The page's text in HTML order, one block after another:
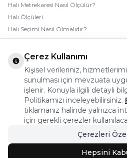
Halı Metrekaresi Nasıl Ölçülür?
Halı Ölçüleri
Halı Seçimi Nasıl Olmalıdır?
Halı Rengi Nasıl Seçilir?
Halı Temizliği Nasıl Yapılır?
Bebek Halı Temizliği Nasıl Yapılır?
7 Adımda Halı Lekesi Çıkarma
Halı Kaydırmaz Ped Nasıl Kullanılır?
© 2026 Halı Stores Her Hakkı
Bu firma
Çerez Kullanımı
Kişisel verileriniz,
sunulması için mevzuata
işlenir. Konuyla ilgili detaylı
Politikamızı inceleyebilirsiniz.
tıklamanız halinde yalnızca
için gerekli çerezler
Çerezleri
Hepsini